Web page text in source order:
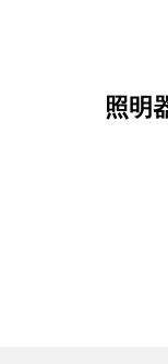
照明